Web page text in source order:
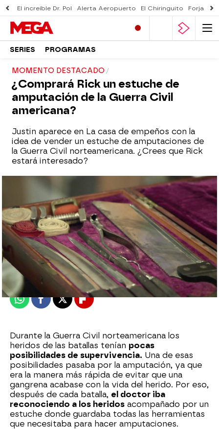
El increíble Dr. Pol Alerta Aeropuerto El Chiringuito Forjado
SERIES PROGRAMAS
MOMENTO DESTACADO
¿Comprará Rick un estuche de
amputación de la Guerra Civil
americana?
Justin aparece en La casa de empeños con la
idea de vender un estuche de amputaciones de
la Guerra Civil norteamericana. ¿Crees que Rick
estará interesado?
mega
Publicado:25 de septiembre de 2024, 19:53
WhatsappFacebook
X Flipboard
Durante la Guerra Civil norteamericana los
heridos de las batallas tenían pocas
posibilidades de supervivencia. Una de esas
posibilidades pasaba por la amputación, ya que
era la manera más rápida de evitar que una
gangrena acabase con la vida del herido. Por eso,
después de cada batalla, el doctor iba
reconociendo a los heridos acompañado por un
estuche donde guardaba todas las herramientas
que necesitaba para hacer amputaciones.